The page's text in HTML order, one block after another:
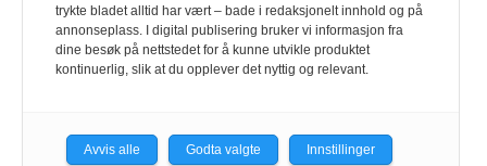
Design byNordström Design- Powered by
trykte bladet alltid har vært – bade i redaksjonelt innhold og på
annonseplass. I digital publisering bruker vi informasjon fra
dine besøk på nettstedet for å kunne utvikle produktet
kontinuerlig, slik at du opplever det nyttig og relevant.
Avvis alle Godta valgte Innstillinger